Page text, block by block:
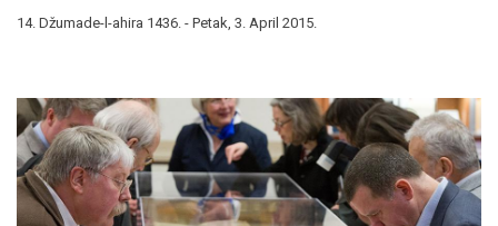
14. Džumade-l-ahira 1436. - Petak, 3. April 2015.